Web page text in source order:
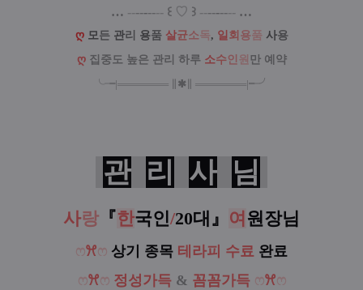
… --------- ꒰ ♡ ꒱ --------- …
ღ 모든 관리 용품 살균소독, 일 회 용품 사용
ღ 집중도 높은 관리 하루 소수인 원 만 예약
╰╼|═══════ ✱ ═══════|╾╯
관 리 사 님
사랑 『한국인/20대 』 여 원장님
ෆꕮෆ 상기 종목 테라피 수료 완료
ෆꕮෆ 정성가득 & 꼼꼼가득 ෆꕮෆ